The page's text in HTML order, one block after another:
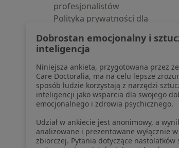
profesjonalistów
Polityka prywatności dla
pozyskaliśmy samodzielnie
Polityka cookies
Jak działają wyniki wyszukiwania
Dostępność
O nas
Praca Rekrutujemy!
Partnerzy
Centrum prasowe
Kontakt
Dobrostan emocjonalny i
inteligencja
Niniejsza ankieta, przygotowana przez
Care Doctoralia, ma na celu lepsze
sposób ludzie korzystają z narzędzi
inteligencji jako wsparcia dla swojego
emocjonalnego i zdrowia psychicznego.
Udział w ankiecie jest anonimowy, a
analizowane i prezentowane wyłącznie
zbiorczej. Pytania dotyczące nastolatków